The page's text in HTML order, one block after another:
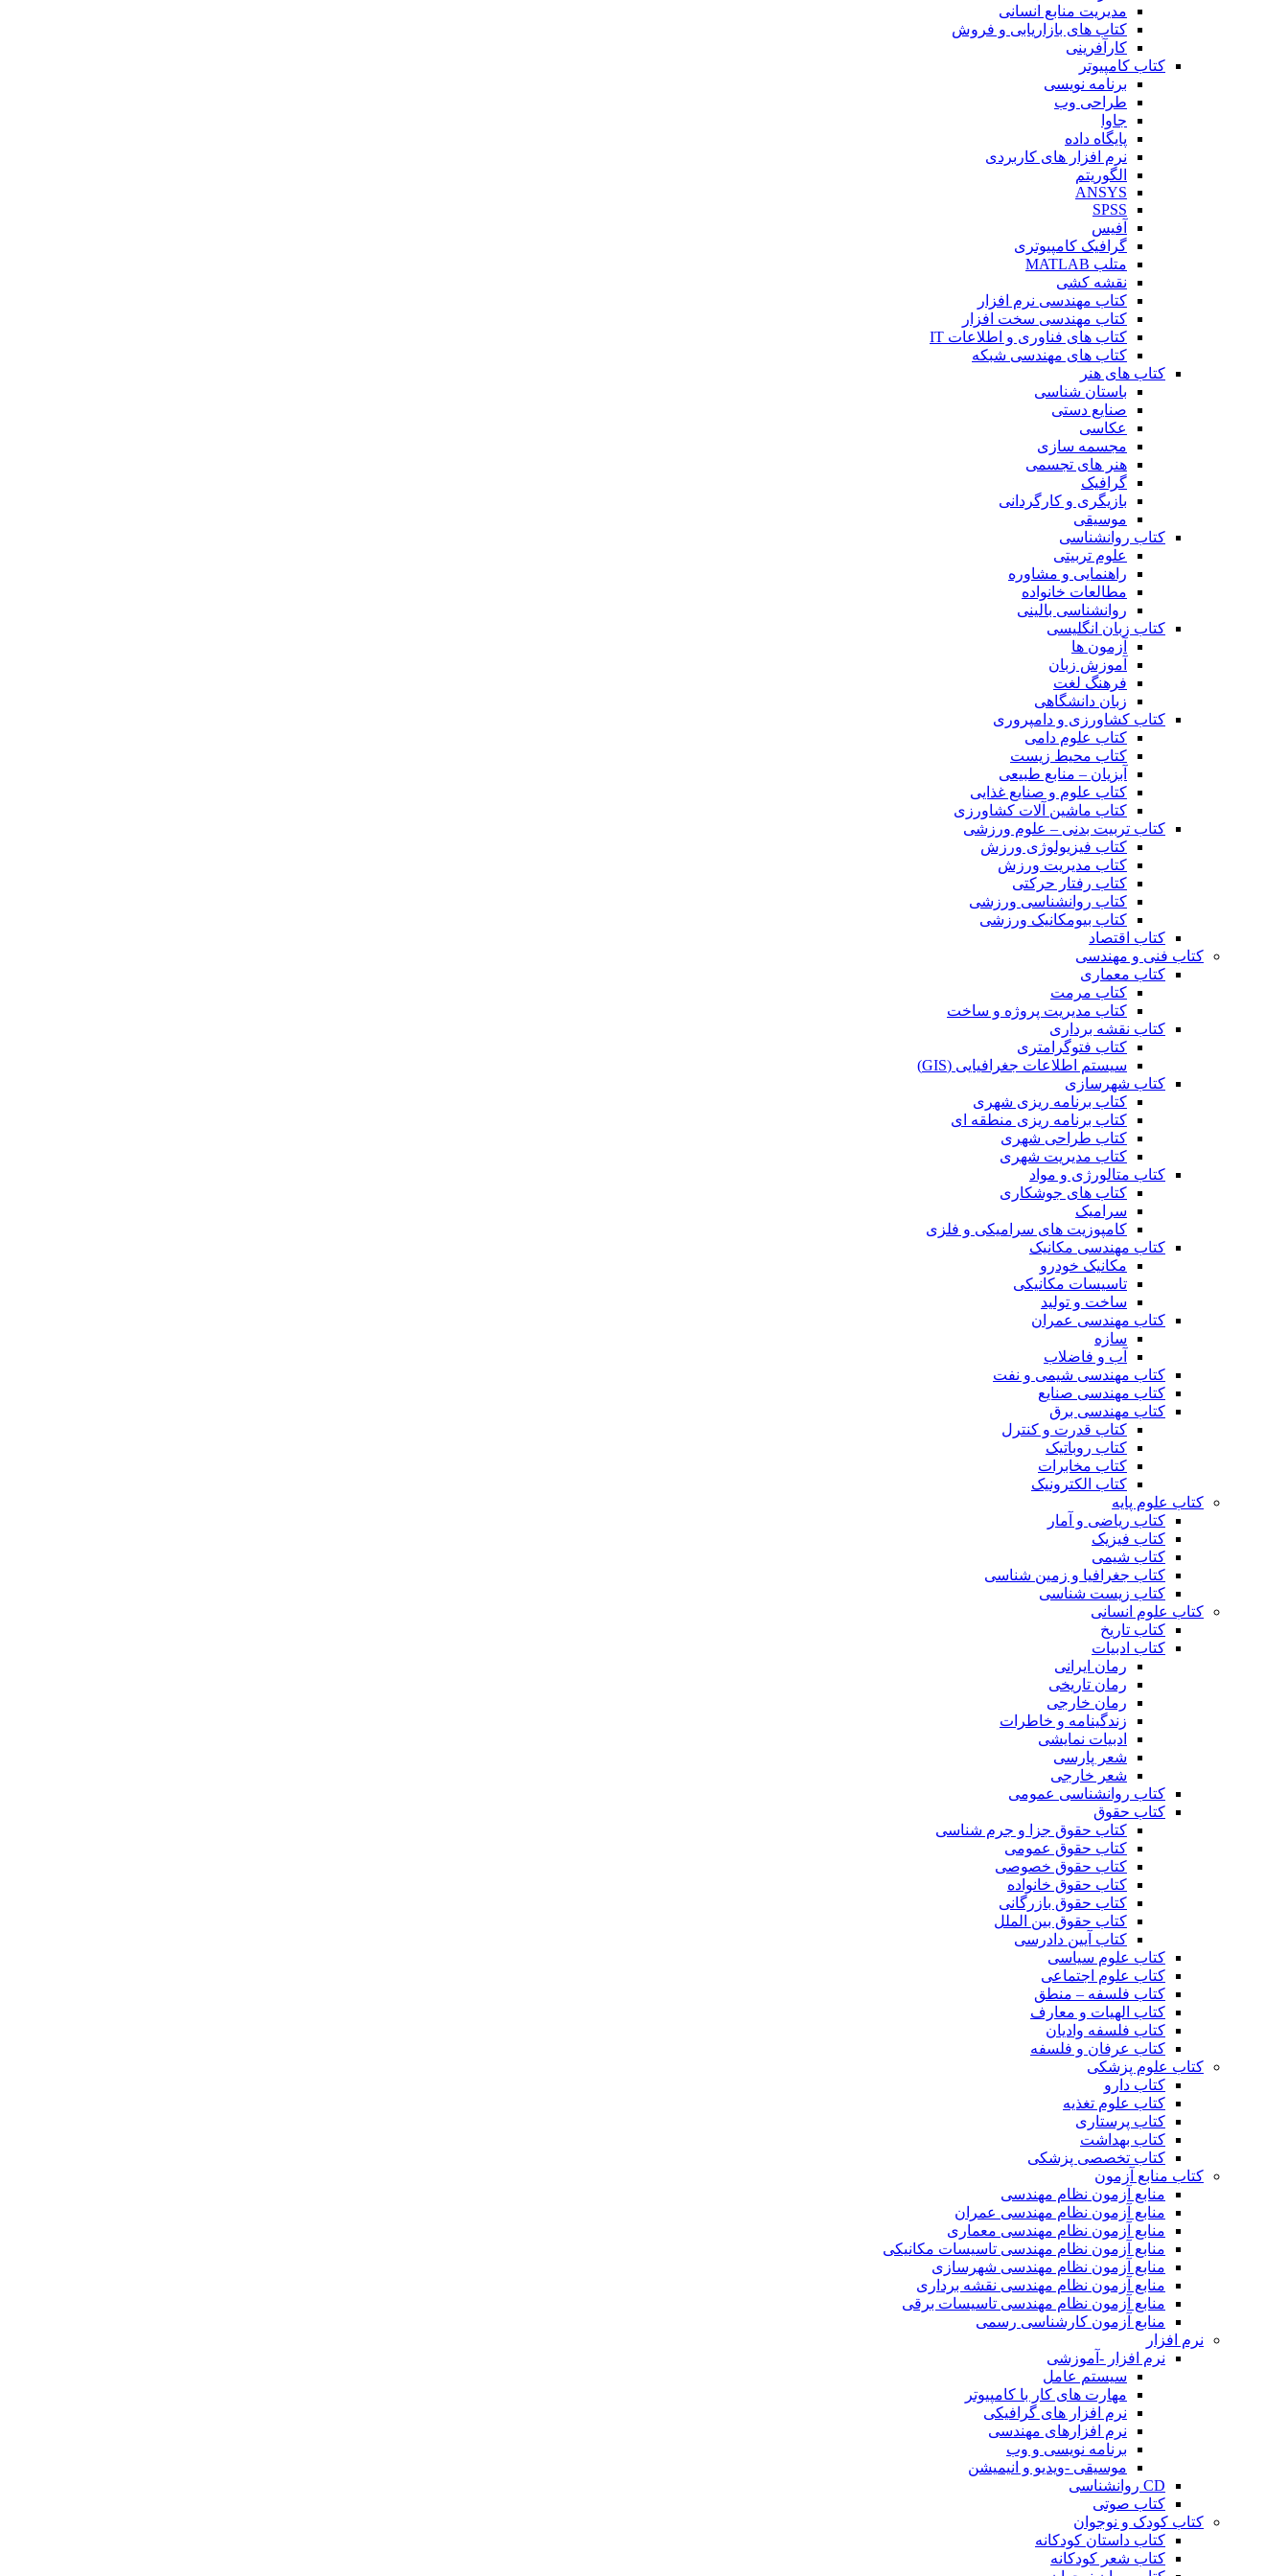
مدیریت منابع انسانی
کتاب های بازاریابی و فروش
کارآفرینی
کتاب کامپیوتر
برنامه نویسی
طراحی وب
جاوا
پایگاه داده
نرم افزار های کاربردی
الگوریتم
ANSYS
SPSS
آفیس
گرافیک کامپیوتری
متلب MATLAB
نقشه کشی
کتاب مهندسی نرم افزار
کتاب مهندسی سخت افزار
کتاب های فناوری و اطلاعات IT
کتاب های مهندسی شبکه
کتاب های هنر
باستان شناسی
صنایع دستی
عکاسی
مجسمه سازی
هنر های تجسمی
گرافیک
بازیگری و کارگردانی
موسیقی
کتاب روانشناسی
علوم تربیتی
راهنمایی و مشاوره
مطالعات خانواده
روانشناسی بالینی
کتاب زبان انگلیسی
آزمون ها
آموزش زبان
فرهنگ لغت
زبان دانشگاهی
کتاب کشاورزی و دامپروری
کتاب علوم دامی
کتاب محیط زیست
آبزیان – منابع طبیعی
کتاب علوم و صنایع غذایی
کتاب ماشین آلات کشاورزی
کتاب تربیت بدنی – علوم ورزشی
کتاب فیزیولوژی ورزش
کتاب مدیریت ورزش
کتاب رفتار حرکتی
کتاب روانشناسی ورزشی
کتاب بیومکانیک ورزشی
کتاب اقتصاد
کتاب فنی و مهندسی
کتاب معماری
کتاب مرمت
کتاب مدیریت پروژه و ساخت
کتاب نقشه برداری
کتاب فتوگرامتری
سیستم اطلاعات جغرافیایی (GIS)
کتاب شهرسازی
کتاب برنامه ریزی شهری
کتاب برنامه ریزی منطقه ای
کتاب طراحی شهری
کتاب مدیریت شهری
کتاب متالورژی و مواد
کتاب های جوشکاری
سرامیک
کامپوزیت های سرامیکی و فلزی
کتاب مهندسی مکانیک
مکانیک خودرو
تاسیسات مکانیکی
ساخت و تولید
کتاب مهندسی عمران
سازه
آب و فاضلاب
کتاب مهندسی شیمی و نفت
کتاب مهندسی صنایع
کتاب مهندسی برق
کتاب قدرت و کنترل
کتاب روباتیک
کتاب مخابرات
کتاب الکترونیک
کتاب علوم پایه
کتاب ریاضی و آمار
کتاب فیزیک
کتاب شیمی
کتاب جغرافیا و زمین شناسی
کتاب زیست شناسی
کتاب علوم انسانی
کتاب تاریخ
کتاب ادبیات
رمان ایرانی
رمان تاریخی
رمان خارجی
زندگینامه و خاطرات
ادبیات نمایشی
شعر پارسی
شعر خارجی
کتاب روانشناسی عمومی
کتاب حقوق
کتاب حقوق جزا و جرم شناسی
کتاب حقوق عمومی
کتاب حقوق خصوصی
کتاب حقوق خانواده
کتاب حقوق بازرگانی
کتاب حقوق بین الملل
کتاب آیین دادرسی
کتاب علوم سیاسی
کتاب علوم اجتماعی
کتاب فلسفه – منطق
کتاب الهیات و معارف
کتاب فلسفه وادیان
کتاب عرفان و فلسفه
کتاب علوم پزشکی
کتاب دارو
کتاب علوم تغذیه
کتاب پرستاری
کتاب بهداشت
کتاب تخصصی پزشکی
کتاب منابع آزمون
منابع آزمون نظام مهندسی
منابع آزمون نظام مهندسی عمران
منابع آزمون نظام مهندسی معماری
منابع آزمون نظام مهندسی تاسیسات مکانیکی
منابع آزمون نظام مهندسی شهرسازی
منابع آزمون نظام مهندسی نقشه برداری
منابع آزمون نظام مهندسی تاسیسات برقی
منابع آزمون کارشناسی رسمی
نرم افزار
نرم افزار -آموزشی
سیستم عامل
مهارت های کار با کامپیوتر
نرم افزار های گرافیکی
نرم افزارهای مهندسی
برنامه نویسی و وب
موسیقی -ویدیو و انیمیشن
CD روانشناسی
کتاب صوتی
کتاب کودک و نوجوان
کتاب داستان کودکانه
کتاب شعر کودکانه